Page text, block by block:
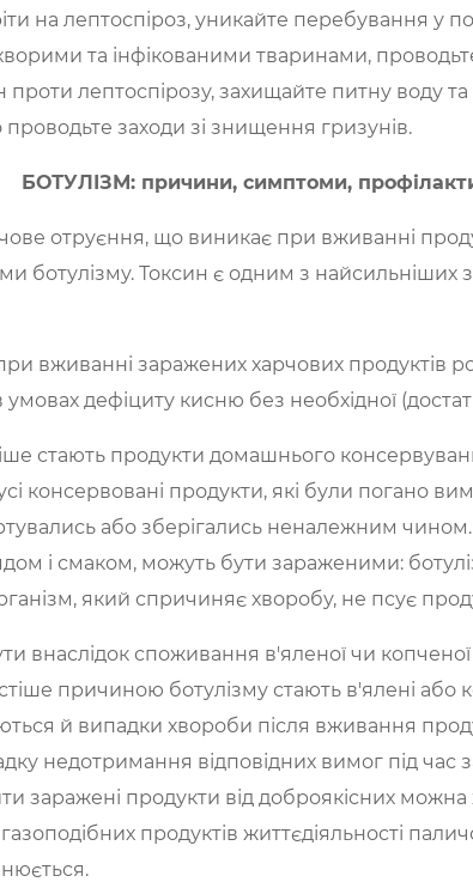
на лептоспіроз, уникайте перебування у
хворими та інфікованими тваринами,
проти лептоспірозу, захищайте питну воду
заходи зі знищення гризунів.
БОТУЛІЗМ: причини, симптоми,
отруєння, що виникає при вживанні
ботулізму. Токсин є одним з найсильніших з
вживанні заражених харчових продуктів
дефіциту кисню без необхідної
стають продукти домашнього
консервовані продукти, які були погано
або зберігались неналежним чином.
і смаком, можуть бути зараженими:
який спричиняє хворобу, не псує
внаслідок споживання в'яленої чи
причиною ботулізму стають в'ялені або
й випадки хвороби після вживання
недотримання відповідних вимог під час
заражені продукти від доброякісних
продуктів життєдіяльності